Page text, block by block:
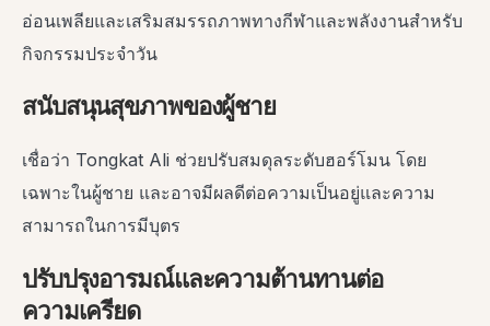
อ่อนเพลียและเสริมสมรรถภาพทางกีฬาและพลังงานสำหรับ
กิจกรรมประจำวัน
สนับสนุนสุขภาพของผู้ชาย
เชื่อว่า Tongkat Ali ช่วยปรับสมดุลระดับฮอร์โมน โดย
เฉพาะในผู้ชาย และอาจมีผลดีต่อความเป็นอยู่และความ
สามารถในการมีบุตร
ปรับปรุงอารมณ์และความต้านทานต่อ
ความเครียด